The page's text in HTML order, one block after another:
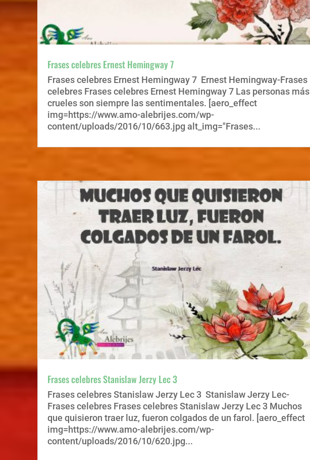
Frases celebres Ernest Hemingway 7
Frases celebres Ernest Hemingway 7 Ernest Hemingway-Frases
celebres Frases celebres Ernest Hemingway 7 Las personas más
crueles son siempre las sentimentales. [aero_effect
img=https://www.amo-alebrijes.com/wp-
content/uploads/2016/10/663.jpg alt_img="Frases...
Frases celebres Stanislaw Jerzy Lec 3
Frases celebres Stanislaw Jerzy Lec 3 Stanislaw Jerzy Lec-
Frases celebres Frases celebres Stanislaw Jerzy Lec 3 Muchos
que quisieron traer luz, fueron colgados de un farol. [aero_effect
img=https://www.amo-alebrijes.com/wp-
content/uploads/2016/10/620.jpg...